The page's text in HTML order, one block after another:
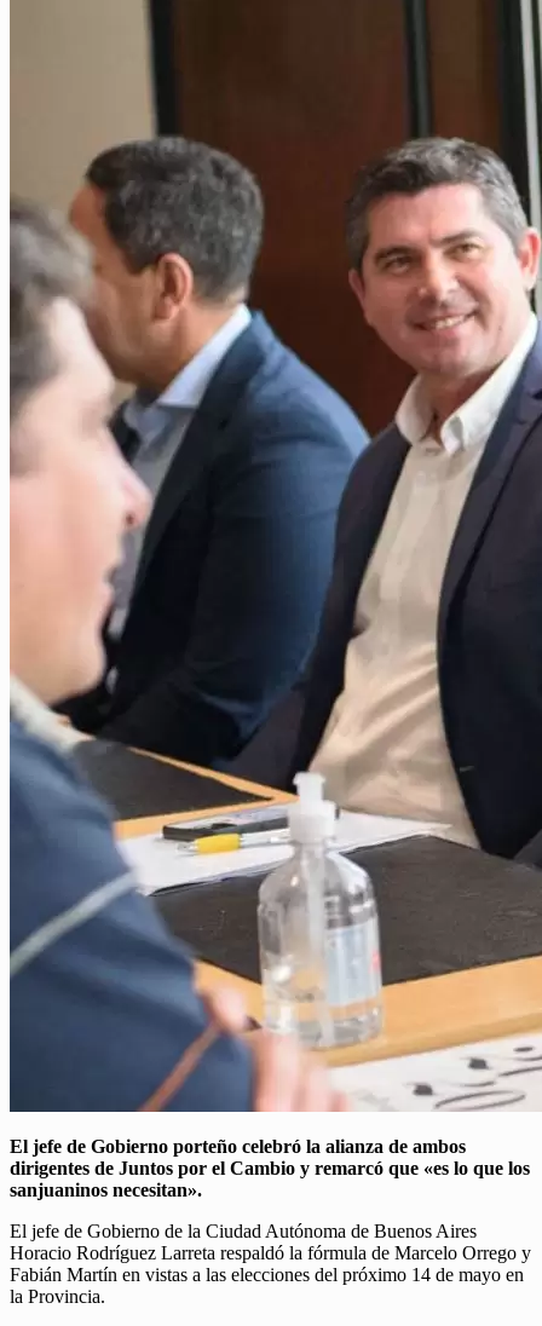
El jefe de Gobierno porteño celebró la alianza de ambos
dirigentes de Juntos por el Cambio y remarcó que «es lo que los
sanjuaninos necesitan».
El jefe de Gobierno de la Ciudad Autónoma de Buenos Aires
Horacio Rodríguez Larreta respaldó la fórmula de Marcelo Orrego y
Fabián Martín en vistas a las elecciones del próximo 14 de mayo en
la Provincia.